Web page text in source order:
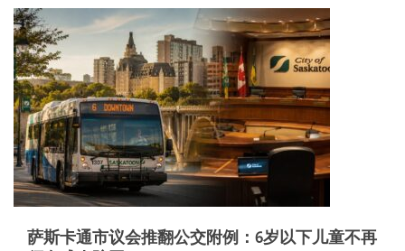
萨斯卡通市议会推翻公交附例：6岁以下儿童不再